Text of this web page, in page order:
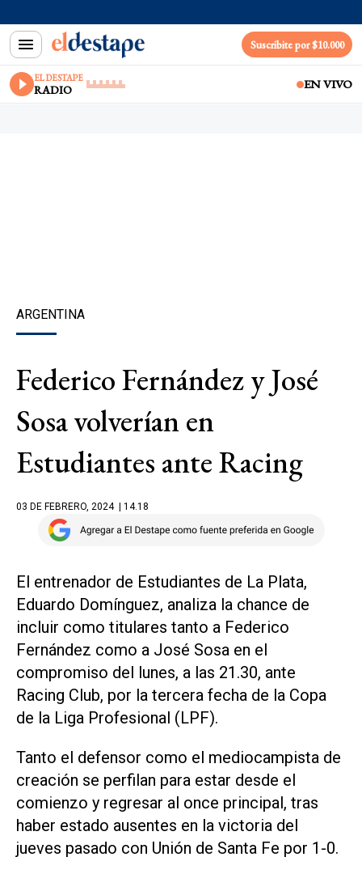
Suscribite por $10.000
EL DESTAPE
RADIO EN VIVO
ARGENTINA
Federico Fernández y José
Sosa volverían en
Estudiantes ante Racing
03 DE FEBRERO, 2024 | 14.18
El entrenador de Estudiantes de La Plata,
Eduardo Domínguez, analiza la chance de
incluir como titulares tanto a Federico
Fernández como a José Sosa en el
compromiso del lunes, a las 21.30, ante
Racing Club, por la tercera fecha de la Copa
de la Liga Profesional (LPF).
Tanto el defensor como el mediocampista de
creación se perfilan para estar desde el
comienzo y regresar al once principal, tras
haber estado ausentes en la victoria del
jueves pasado con Unión de Santa Fe por 1-0.